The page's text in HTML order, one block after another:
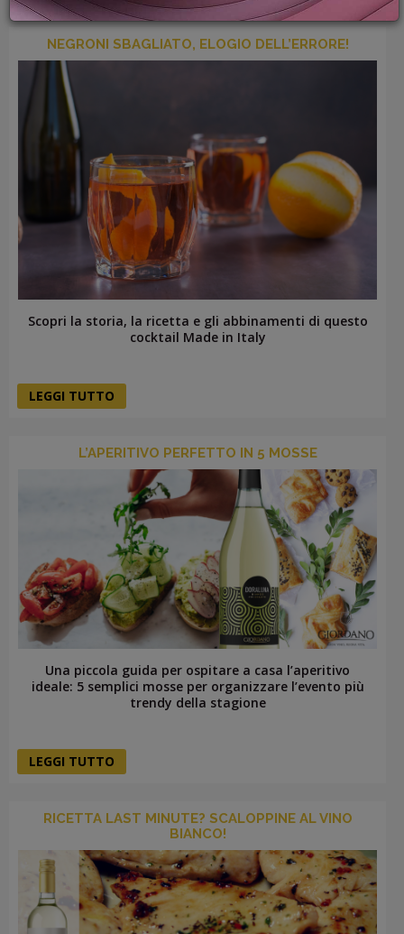
GIFT
CARD
BLOG
ACCEDI
NEGRONI SBAGLIATO, ELOGIO DELL’ERRORE!
Scopri la storia, la ricetta e gli abbinamenti di questo
cocktail Made in Italy
LEGGI TUTTO
L’APERITIVO PERFETTO IN 5 MOSSE
Una piccola guida per ospitare a casa l’aperitivo
ideale: 5 semplici mosse per organizzare l’evento più
trendy della stagione
LEGGI TUTTO
RICETTA LAST MINUTE? SCALOPPINE AL VINO
BIANCO!